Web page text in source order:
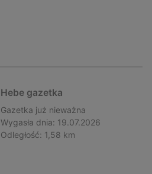
Hebe gazetka
Gazetka już nieważna
Wygasła dnia: 19.07.2026
Odległość: 1,58 km